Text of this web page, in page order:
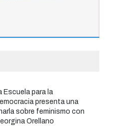
Vieja Estación
TURISMO 27/07/2026
Escuela para la
presenta una
sobre feminismo con
Orellano